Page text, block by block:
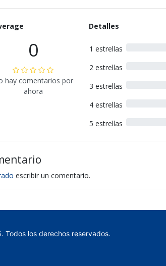
0
hay comentarios por
ahora
Detalles
1 estrellas
2 estrellas
3 estrellas
4 estrellas
5 estrellas
escribir un comentario.
Todos los derechos reservados.